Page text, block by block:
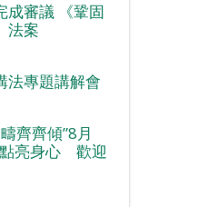
成審議 《鞏固
法案
法專題講解會
齊齊傾”8月
亮身心 歡迎